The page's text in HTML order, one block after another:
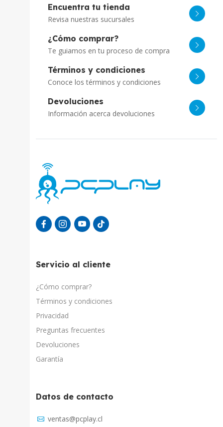
Encuentra tu tienda
Revisa nuestras sucursales
¿Cómo comprar?
Te guiamos en tu proceso de compra
Términos y condiciones
Conoce los términos y condiciones
Devoluciones
Información acerca devoluciones
Servicio al cliente
¿Cómo comprar?
Términos y condiciones
Privacidad
Preguntas frecuentes
Devoluciones
Garantía
Datos de contacto
ventas@pcplay.cl
Chat con IA